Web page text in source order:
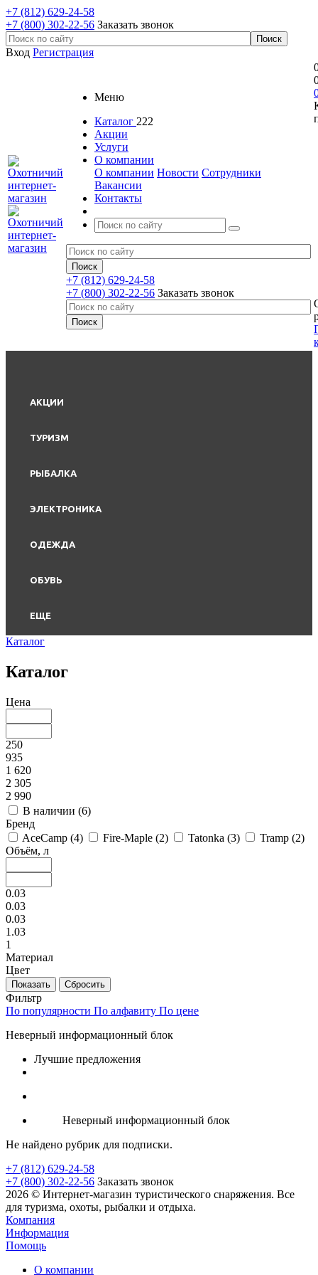
+7 (812) 629-24-58
+7 (800) 302-22-56 Заказать звонок
Вход Регистрация
Меню
Каталог 222
Акции
Услуги
О компании
О компании Новости Сотрудники
Вакансии
Контакты
+7 (812) 629-24-58
+7 (800) 302-22-56 Заказать звонок
АКЦИИ
ТУРИЗМ
РЫБАЛКА
ЭЛЕКТРОНИКА
ОДЕЖДА
ОБУВЬ
ЕЩЕ
Каталог
Каталог
Цена
250
935
1 620
2 305
2 990
В наличии (6)
Бренд
AceCamp (4) Fire-Maple (2) Tatonka (3) Tramp (2)
Объём, л
0.03
0.03
0.03
1.03
1
Материал
Цвет
Фильтр
По популярности По алфавиту По цене
Неверный информационный блок
Лучшие предложения
Неверный информационный блок
Не найдено рубрик для подписки.
+7 (812) 629-24-58
+7 (800) 302-22-56 Заказать звонок
2026 © Интернет-магазин туристического снаряжения. Все
для туризма, охоты, рыбалки и отдыха.
Компания
Информация
Помощь
О компании